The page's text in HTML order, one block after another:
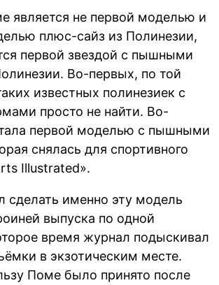
является не первой моделью и
плюс-сайз из Полинезии,
первой звездой с пышными
Во-первых, по той
известных полинезиек с
просто не найти. Во-
первой моделью с пышными
снялась для спортивного
Illustrated».
сделать именно эту модель
выпуска по одной
время журнал подыскивал
в экзотическим месте.
Поме было принято после